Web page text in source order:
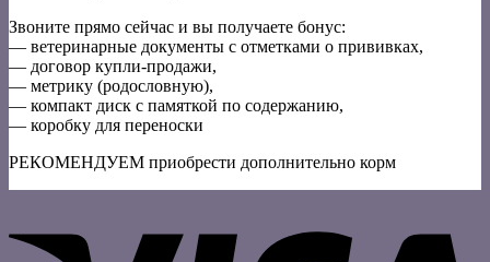
Звоните прямо сейчас и вы получаете бонус:
— ветеринарные документы с отметками о прививках,
— договор купли-продажи,
— метрику (родословную),
— компакт диск с памяткой по содержанию,
— коробку для переноски
РЕКОМЕНДУЕМ приобрести дополнительно корм